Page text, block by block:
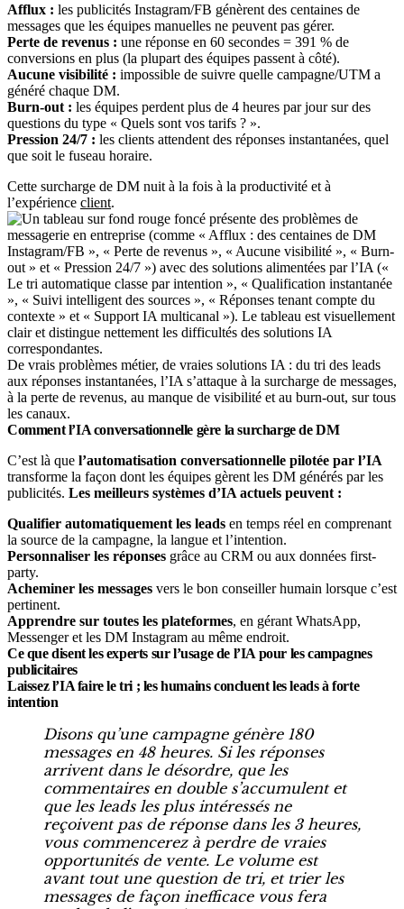
Afflux : les publicités Instagram/FB génèrent des centaines de
messages que les équipes manuelles ne peuvent pas gérer.
Perte de revenus : une réponse en 60 secondes = 391 % de
conversions en plus (la plupart des équipes passent à côté).
Aucune visibilité : impossible de suivre quelle campagne/UTM a
généré chaque DM.
Burn-out : les équipes perdent plus de 4 heures par jour sur des
questions du type « Quels sont vos tarifs ? ».
Pression 24/7 : les clients attendent des réponses instantanées, quel
que soit le fuseau horaire.
Cette surcharge de DM nuit à la fois à la productivité et à
l’expérience client.
De vrais problèmes métier, de vraies solutions IA : du tri des leads
aux réponses instantanées, l’IA s’attaque à la surcharge de messages,
à la perte de revenus, au manque de visibilité et au burn-out, sur tous
les canaux.
Comment l’IA conversationnelle gère la surcharge de DM
C’est là que l’automatisation conversationnelle pilotée par l’IA
transforme la façon dont les équipes gèrent les DM générés par les
publicités. Les meilleurs systèmes d’IA actuels peuvent :
Qualifier automatiquement les leads en temps réel en comprenant
la source de la campagne, la langue et l’intention.
Personnaliser les réponses grâce au CRM ou aux données first-
party.
Acheminer les messages vers le bon conseiller humain lorsque c’est
pertinent.
Apprendre sur toutes les plateformes, en gérant WhatsApp,
Messenger et les DM Instagram au même endroit.
Ce que disent les experts sur l’usage de l’IA pour les campagnes
publicitaires
Laissez l’IA faire le tri ; les humains concluent les leads à forte
intention
Disons qu’une campagne génère 180
messages en 48 heures. Si les réponses
arrivent dans le désordre, que les
commentaires en double s’accumulent et
que les leads les plus intéressés ne
reçoivent pas de réponse dans les 3 heures,
vous commencerez à perdre de vraies
opportunités de vente. Le volume est
avant tout une question de tri, et trier les
messages de façon inefficace vous fera